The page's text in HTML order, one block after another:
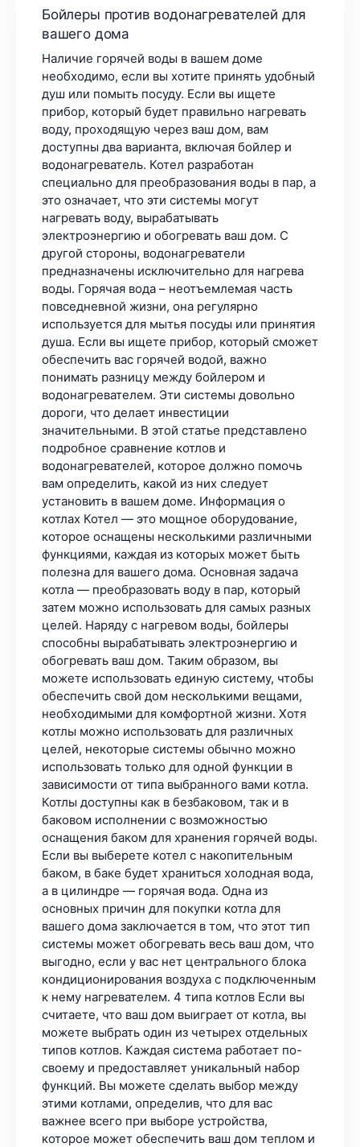
Бойлеры против водонагревателей для
вашего дома
Наличие горячей воды в вашем доме
необходимо, если вы хотите принять удобный
душ или помыть посуду. Если вы ищете
прибор, который будет правильно нагревать
воду, проходящую через ваш дом, вам
доступны два варианта, включая бойлер и
водонагреватель. Котел разработан
специально для преобразования воды в пар, а
это означает, что эти системы могут
нагревать воду, вырабатывать
электроэнергию и обогревать ваш дом. С
другой стороны, водонагреватели
предназначены исключительно для нагрева
воды. Горячая вода – неотъемлемая часть
повседневной жизни, она регулярно
используется для мытья посуды или принятия
душа. Если вы ищете прибор, который сможет
обеспечить вас горячей водой, важно
понимать разницу между бойлером и
водонагревателем. Эти системы довольно
дороги, что делает инвестиции
значительными. В этой статье представлено
подробное сравнение котлов и
водонагревателей, которое должно помочь
вам определить, какой из них следует
установить в вашем доме. Информация о
котлах Котел — это мощное оборудование,
которое оснащены несколькими различными
функциями, каждая из которых может быть
полезна для вашего дома. Основная задача
котла — преобразовать воду в пар, который
затем можно использовать для самых разных
целей. Наряду с нагревом воды, бойлеры
способны вырабатывать электроэнергию и
обогревать ваш дом. Таким образом, вы
можете использовать единую систему, чтобы
обеспечить свой дом несколькими вещами,
необходимыми для комфортной жизни. Хотя
котлы можно использовать для различных
целей, некоторые системы обычно можно
использовать только для одной функции в
зависимости от типа выбранного вами котла.
Котлы доступны как в безбаковом, так и в
баковом исполнении с возможностью
оснащения баком для хранения горячей воды.
Если вы выберете котел с накопительным
баком, в баке будет храниться холодная вода,
а в цилиндре — горячая вода. Одна из
основных причин для покупки котла для
вашего дома заключается в том, что этот тип
системы может обогревать весь ваш дом, что
выгодно, если у вас нет центрального блока
кондиционирования воздуха с подключенным
к нему нагревателем. 4 типа котлов Если вы
считаете, что ваш дом выиграет от котла, вы
можете выбрать один из четырех отдельных
типов котлов. Каждая система работает по-
своему и предоставляет уникальный набор
функций. Вы можете сделать выбор между
этими котлами, определив, что для вас
важнее всего при выборе устройства,
которое может обеспечить ваш дом теплом и